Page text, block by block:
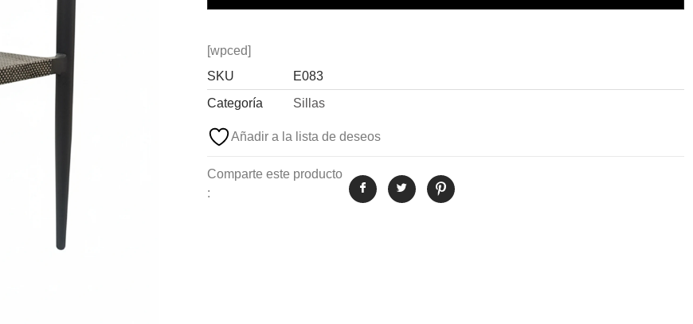
[wpced]
SKU
E083
Categoría
Sillas
Añadir a la lista de deseos
Comparte este producto
: